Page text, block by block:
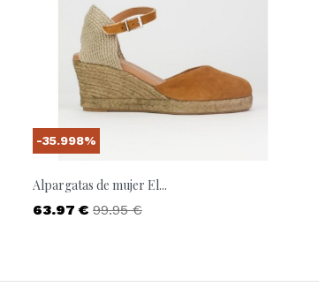
Alpargatas de mujer El...
Precio
63.97 € Precio base
99.95 €
-35.998%